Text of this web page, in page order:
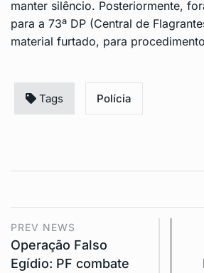
manter silêncio. Posteriormente,
para a 73ª DP (Central de
material furtado, para
Tags Polícia
PREV NEWS
Operação Falso
Egídio: PF combate